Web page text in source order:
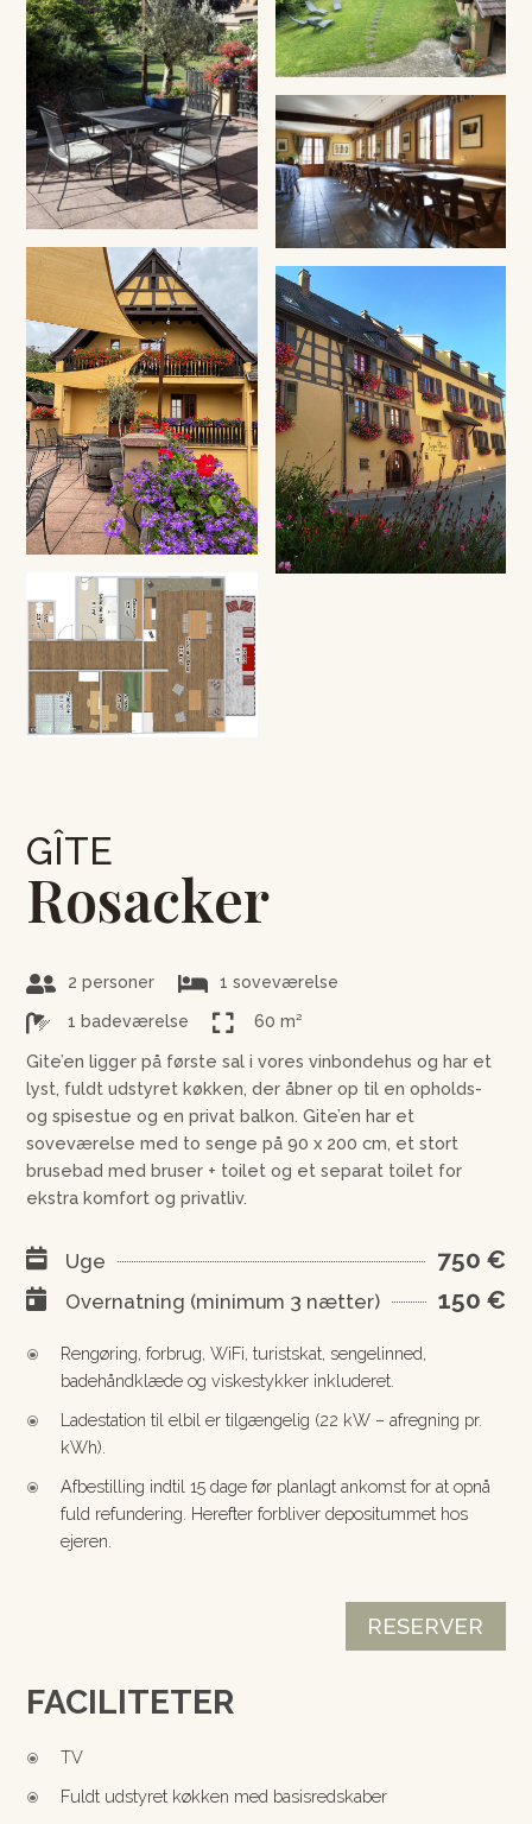
GÎTE
Rosacker
 2 personer  1 soveværelse
 1 badeværelse  60 m²
Gite’en ligger på første sal i vores vinbondehus og har et
lyst, fuldt udstyret køkken, der åbner op til en opholds-
og spisestue og en privat balkon. Gite’en har et
soveværelse med to senge på 90 x 200 cm, et stort
brusebad med bruser + toilet og et separat toilet for
ekstra komfort og privatliv.
 Uge 750 €
 Overnatning (minimum 3 nætter) 150 €
\
Rengøring, forbrug, WiFi, turistskat, sengelinned,
badehåndklæde og viskestykker inkluderet.
\
Ladestation til elbil er tilgængelig (22 kW – afregning pr.
kWh).
\
Afbestilling indtil 15 dage før planlagt ankomst for at opnå
fuld refundering. Herefter forbliver depositummet hos
ejeren.
RESERVER
FACILITETER
\ TV
\ Fuldt udstyret køkken med basisredskaber